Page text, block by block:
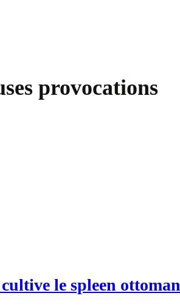
provocations
le spleen ottoman